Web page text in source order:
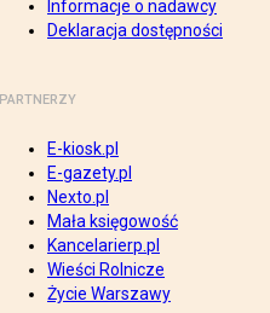
Informacje o nadawcy
Deklaracja dostępności
PARTNERZY
E-kiosk.pl
E-gazety.pl
Nexto.pl
Mała księgowość
Kancelarierp.pl
Wieści Rolnicze
Życie Warszawy